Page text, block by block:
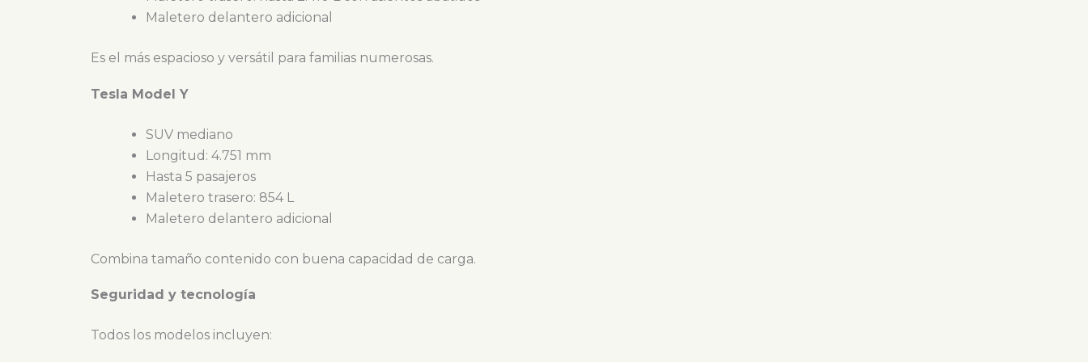
Maletero delantero adicional
Es el más espacioso y versátil para familias numerosas.
Tesla Model Y
SUV mediano
Longitud: 4.751 mm
Hasta 5 pasajeros
Maletero trasero: 854 L
Maletero delantero adicional
Combina tamaño contenido con buena capacidad de carga.
Seguridad y tecnología
Todos los modelos incluyen: